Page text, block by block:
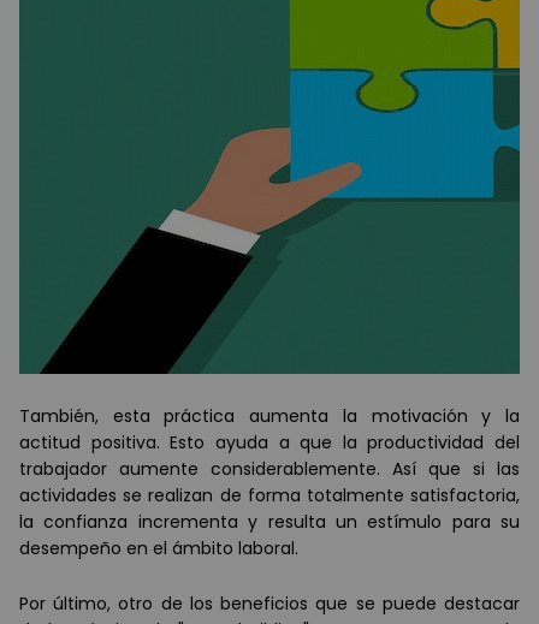
También, esta práctica aumenta la motivación y la
actitud positiva. Esto ayuda a que la productividad del
trabajador aumente considerablemente. Así que si las
actividades se realizan de forma totalmente satisfactoria,
la confianza incrementa y resulta un estímulo para su
desempeño en el ámbito laboral.
Por último, otro de los beneficios que se puede destacar